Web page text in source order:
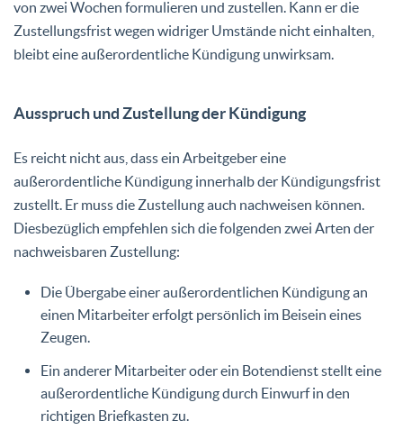
von zwei Wochen formulieren und zustellen. Kann er die
Zustellungsfrist wegen widriger Umstände nicht einhalten,
bleibt eine außerordentliche Kündigung unwirksam.
Ausspruch und Zustellung der Kündigung
Es reicht nicht aus, dass ein Arbeitgeber eine
außerordentliche Kündigung innerhalb der Kündigungsfrist
zustellt. Er muss die Zustellung auch nachweisen können.
Diesbezüglich empfehlen sich die folgenden zwei Arten der
nachweisbaren Zustellung:
Die Übergabe einer außerordentlichen Kündigung an
einen Mitarbeiter erfolgt persönlich im Beisein eines
Zeugen.
Ein anderer Mitarbeiter oder ein Botendienst stellt eine
außerordentliche Kündigung durch Einwurf in den
richtigen Briefkasten zu.